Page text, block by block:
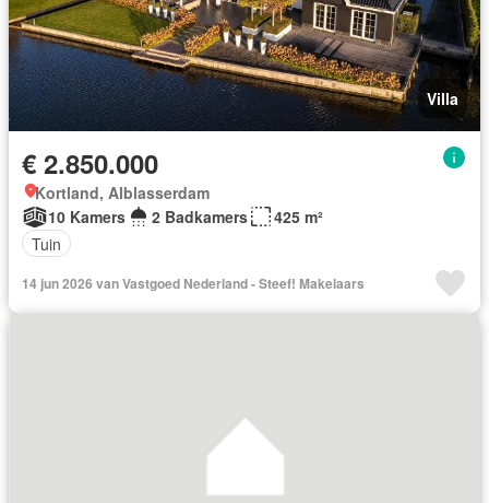
Villa
€ 2.850.000
Kortland, Alblasserdam
10 Kamers
2 Badkamers
425 m²
Tuin
14 jun 2026 van Vastgoed Nederland - Steef! Makelaars